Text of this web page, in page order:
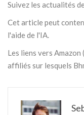
Suivez les actualités
Cet article peut
l'aide de l'IA.
Les liens vers
affiliés sur lesquels